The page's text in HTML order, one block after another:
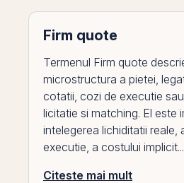
Firm quote
Termenul Firm quote
microstructura a pietei,
cotatii, cozi de executie
licitatie si matching. El este
intelegerea lichiditatii reale,
executie, a costului implicit...
Citeste mai mult